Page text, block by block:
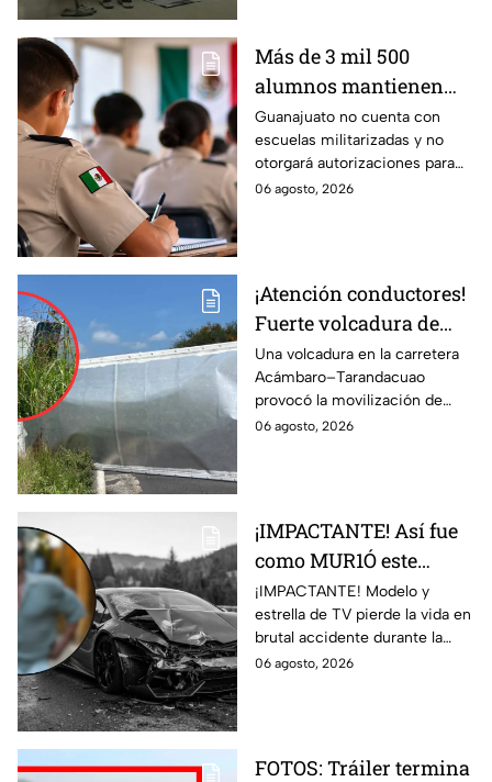
Más de 3 mil 500
alumnos mantienen
sus estudios en
Bachillerato
Militarizado en
Guanajuato
Guanajuato no cuenta con
escuelas militarizadas y no
otorgará autorizaciones para
sus operaciones.
06 agosto, 2026
¡Atención conductores!
Fuerte volcadura de
camión de carga
paraliza el tráfico en
carretera de
Guanajuato
Una volcadura en la carretera
Acámbaro–Tarandacuao
provocó la movilización de
socorristas.
06 agosto, 2026
¡IMPACTANTE! Así fue
como MUR1Ó este
MODELO y estrella de
TV en BRUTAL
ACCIDENTE en la
grabación de un
¡IMPACTANTE! Modelo y
estrella de TV pierde la vida en
brutal accidente durante la
grabación de un comercial de
06 agosto, 2026
FOTOS: Tráiler termina